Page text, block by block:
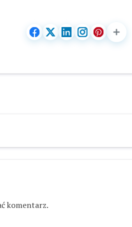
komentarz.